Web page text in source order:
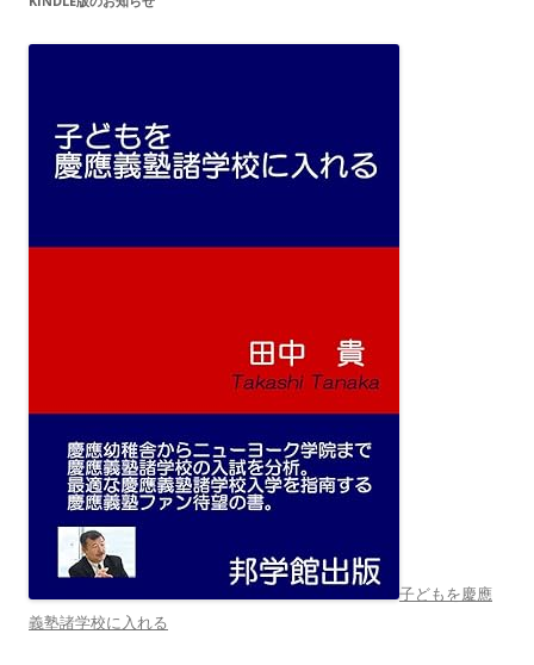
子どもを慶應
義塾諸学校に入れる